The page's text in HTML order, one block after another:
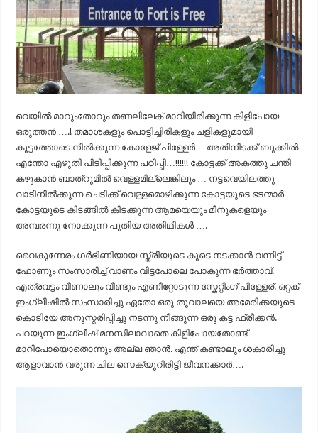
വെയിൽ മാറുംതോറും തണലിലേക് മാറിയിരിക്കുന്ന കിളിപോയ
ഒരുത്തൻ ….! തമാശകളും പൊട്ടിച്ചിരികളും ചളികളുമായി
കൂട്ടത്തോടെ നിൽക്കുന്ന കോളേജ് പിള്ളേർ …അതിനിടക്ക് ബുക്കിൽ
എന്തോ എഴുതി പിടിപ്പിക്കുന്ന പഠിപ്പി…!!!!!! കോട്ടക്ക് അകത്തു ചന്തി
കഴുകാൻ ബാത്റൂമിൽ വെള്ളമില്ലെങ്കിലും … നട്ടവെയിലത്തു
വാടിനിൽക്കുന്ന ചെടിക്ക് വെള്ളമൊഴിക്കുന്ന കോട്ടയുടെ ഭടന്മാർ …
കോട്ടയുടെ കിടങ്ങിൽ കിടക്കുന്ന ആമയെയും മീനുകളെയും
അമ്പരന്നു നോക്കുന്ന പുതിയ അതിഥികൾ ….
വൈകുന്നേരം ഗർഭിണിയായ സ്ത്രീയുടെ കൂടെ നടക്കാൻ വന്നിട്ട്
ഫോണും സംസാരിച്ച് വാണം വിട്ടപോലെ പോകുന്ന ഭർത്താവ്.
എത്രവട്ടം വീണാലും വീണ്ടും എണീറ്റോടുന്ന സ്കേറ്റിംഗ് പിള്ളേര്. ഒറ്റക്
ഇംഗ്ലീഷിൽ സംസാരിച്ചു ഏതോ ഒരു തൂവാലയെ അമേരിക്കയുടെ
കൊടിയേ അനുസ്മരിപ്പിച്ചു നടന്നു നീങ്ങുന്ന ഒരു കട്ട ഫ്രീക്കൻ.
പറയുന്ന ഇംഗ്ലീഷ് മനസിലാവാതെ കിളിപോയതോണ്ട്
മാറിപോയൊതൊന്നും അല്ല ഞാൻ. എന്ത് കണ്ടാലും ശകാരിച്ചു
ആളാവാൻ വരുന്ന ചില സെക്യൂറിരിട്ടി ജീവനക്കാർ….